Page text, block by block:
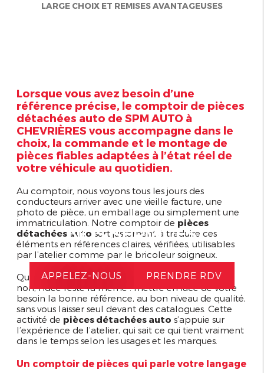
NOS SERVICES
APPELEZ-NOUS PRENDRE RDV
LARGE CHOIX ET REMISES AVANTAGEUSES
Lorsque vous avez besoin d’une
référence précise, le comptoir de pièces
détachées auto de SPM AUTO à
CHEVRIÈRES vous accompagne dans le
choix, la commande et le montage de
pièces fiables adaptées à l’état réel de
votre véhicule au quotidien.
Au comptoir, nous voyons tous les jours des
conducteurs arriver avec une vieille facture, une
photo de pièce, un emballage ou simplement une
immatriculation. Notre comptoir de pièces
détachées auto sert justement à traduire ces
éléments en références claires, vérifiées, utilisables
par l’atelier comme par le bricoleur soigneux.
Que vous soyez habitué aux termes techniques ou
non, l’idée reste la même : mettre en face de votre
besoin la bonne référence, au bon niveau de qualité,
sans vous laisser seul devant des catalogues. Cette
activité de pièces détachées auto s’appuie sur
l’expérience de l’atelier, qui sait ce qui tient vraiment
dans le temps selon les usages et les marques.
Un comptoir de pièces qui parle votre langage